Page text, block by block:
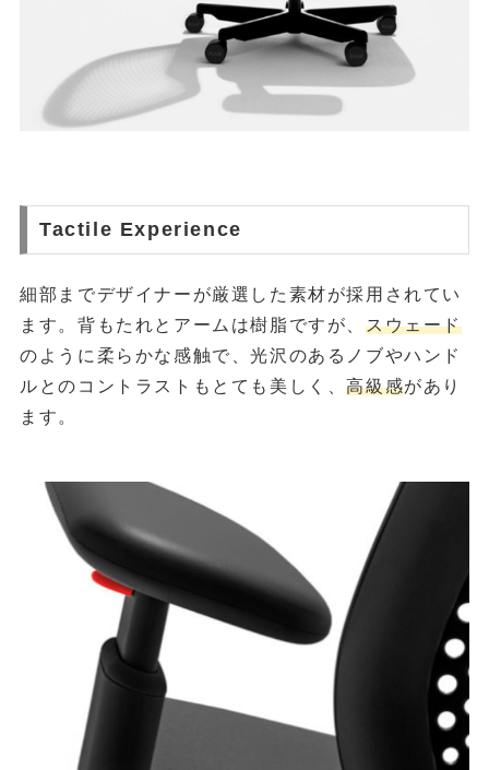
Tactile Experience
細部までデザイナーが厳選した素材が採用されてい
ます。背もたれとアームは樹脂ですが、スウェード
のように柔らかな感触で、光沢のあるノブやハンド
ルとのコントラストもとても美しく、高級感があり
ます。